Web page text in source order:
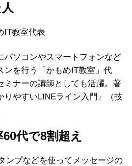
IT教室代表
パソコンやスマートフォンなど
ンを行う「かもめIT教室」代
ミナーの講師としても活躍。著
りやすいLINEライン入門』（技
代で8割超え
ンプなどを使ってメッセージの